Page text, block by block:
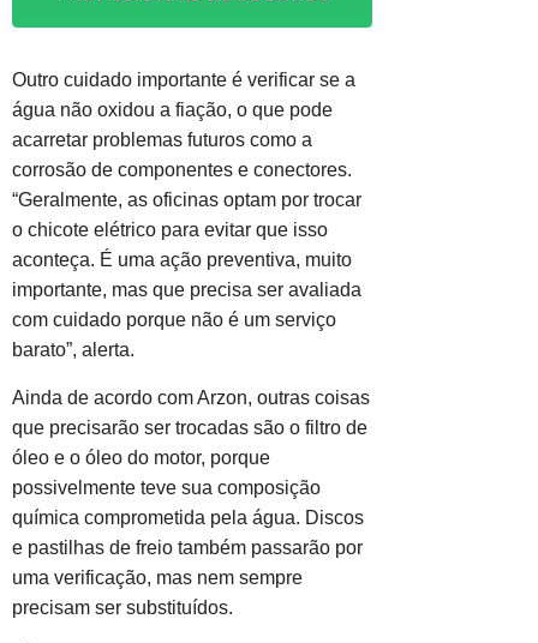
Outro cuidado importante é verificar se a
água não oxidou a fiação, o que pode
acarretar problemas futuros como a
corrosão de componentes e conectores.
“Geralmente, as oficinas optam por trocar
o chicote elétrico para evitar que isso
aconteça. É uma ação preventiva, muito
importante, mas que precisa ser avaliada
com cuidado porque não é um serviço
barato”, alerta.
Ainda de acordo com Arzon, outras coisas
que precisarão ser trocadas são o filtro de
óleo e o óleo do motor, porque
possivelmente teve sua composição
química comprometida pela água. Discos
e pastilhas de freio também passarão por
uma verificação, mas nem sempre
precisam ser substituídos.